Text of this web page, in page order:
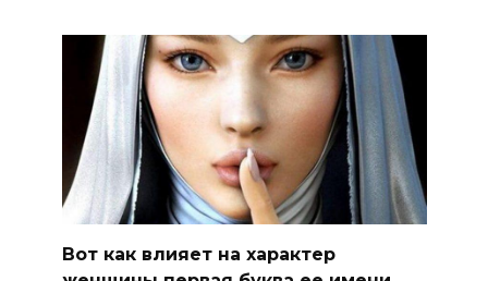
Вот как влияет на характер